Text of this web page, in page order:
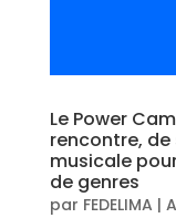
Le Power
rencontre,
musicale
de genres
par FEDELIMA |